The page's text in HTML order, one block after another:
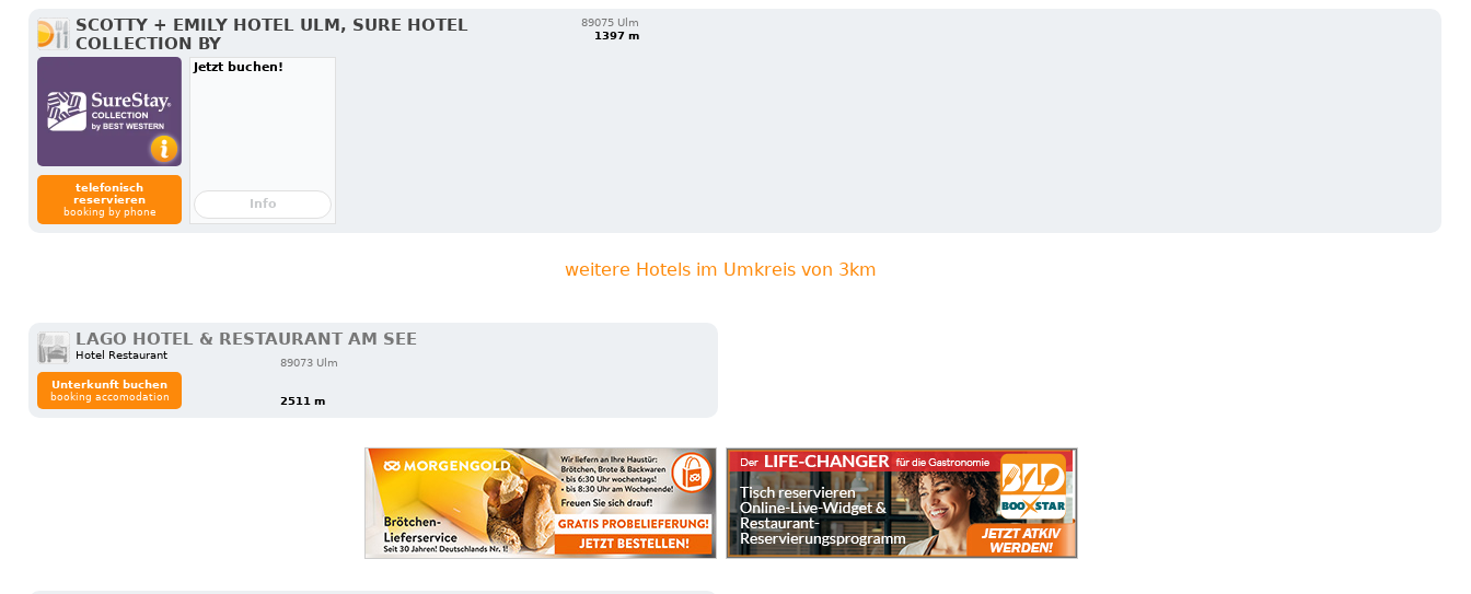
SCOTTY + EMILY HOTEL ULM, SURE HOTEL
COLLECTION BY
89075 Ulm
1397 m
telefonisch
reservieren
booking by phone
Jetzt buchen!
Info
weitere Hotels im Umkreis von 3km
LAGO HOTEL & RESTAURANT AM SEE
Hotel Restaurant
89073 Ulm
2511 m
Unterkunft buchen
booking accomodation